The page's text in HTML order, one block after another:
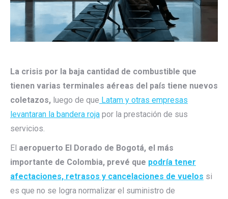
La crisis por la baja cantidad de combustible que
tienen varias terminales aéreas del país tiene nuevos
coletazos, luego de que Latam y otras empresas
levantaran la bandera roja por la prestación de sus
servicios.
El aeropuerto El Dorado de Bogotá, el más
importante de Colombia, prevé que podría tener
afectaciones, retrasos y cancelaciones de vuelos si
es que no se logra normalizar el suministro de